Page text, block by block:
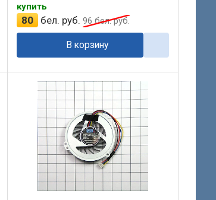
купить
80 бел. руб. 96бел. руб.
В корзину